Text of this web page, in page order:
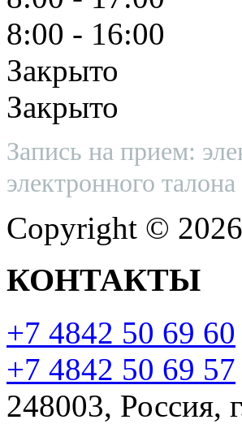
8:00 - 16:00
Закрыто
Закрыто
Запись на прием:
электронного
Copyright © 2026
КОНТАКТЫ
+7 4842 50 69 60
+7 4842 50 69 57
248003, Россия,